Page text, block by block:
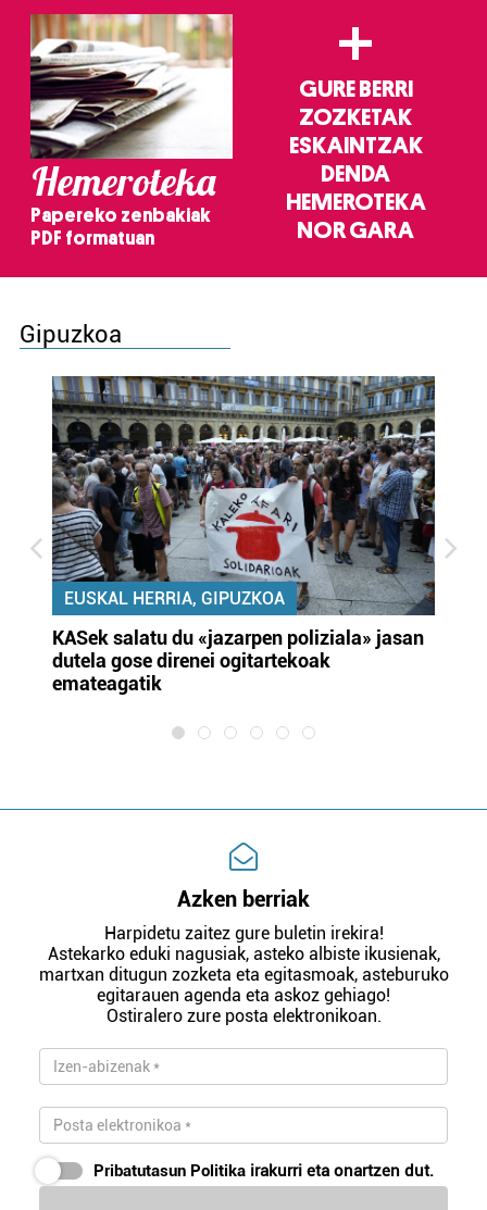
Hemeroteka
Papereko zenbakiak
PDF formatuan
+
GURE BERRI
ZOZKETAK
ESKAINTZAK
DENDA
HEMEROTEKA
NOR GARA
Gipuzkoa
EUSKAL HERRIA, GIPUZKOA
KASek salatu du «jazarpen poliziala» jasan
dutela gose direnei ogitartekoak
emateagatik
Azken berriak
Harpidetu zaitez gure buletin irekira!
Astekarko eduki nagusiak, asteko albiste ikusienak,
martxan ditugun zozketa eta egitasmoak, asteburuko
egitarauen agenda eta askoz gehiago!
Ostiralero zure posta elektronikoan.
Pribatutasun Politika irakurri eta onartzen dut.